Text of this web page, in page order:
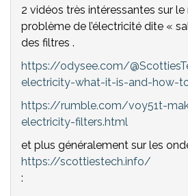
2 vidéos très intéressantes sur
problème de l’électricité dite «
des filtres .
https://odysee.com/
electricity-what-it-is-and-how-
https://rumble.com/voy51t-
electricity-filters.html
et plus généralement sur les
https://scottiestech.info/
: